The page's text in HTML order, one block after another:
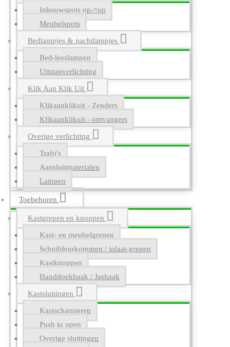
Inbouwspots op-=op
Meubelspots
Bedlampjes & nachtlampjes
Bed-leeslampen
Uitstapverlichting
Klik Aan Klik Uit
Klikaanklikuit - Zenders
Klikaanklikuit - ontvangers
Overige verlichting
Trafo's
Aansluitmaterialen
Lampen
Toebehoren
Kastgrepen en knoppen
Kast- en meubelgrepen
Schuifdeurkommen / inlaat-grepen
Kastknoppen
Handdoekhaak / Jashaak
Kastsluitingen
Kastscharnieren
Push to open
Overige sluitingen